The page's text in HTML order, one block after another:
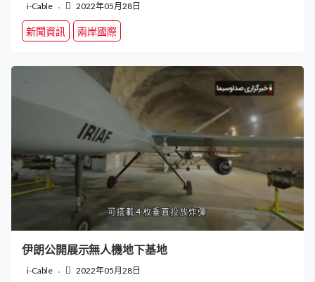
i-Cable 2022年05月28日
新聞資訊 兩岸國際
伊朗公開展示無人機地下基地
i-Cable 2022年05月28日